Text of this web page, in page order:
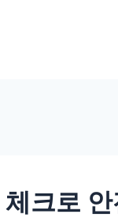
크로